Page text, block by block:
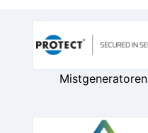
Mistgeneratoren